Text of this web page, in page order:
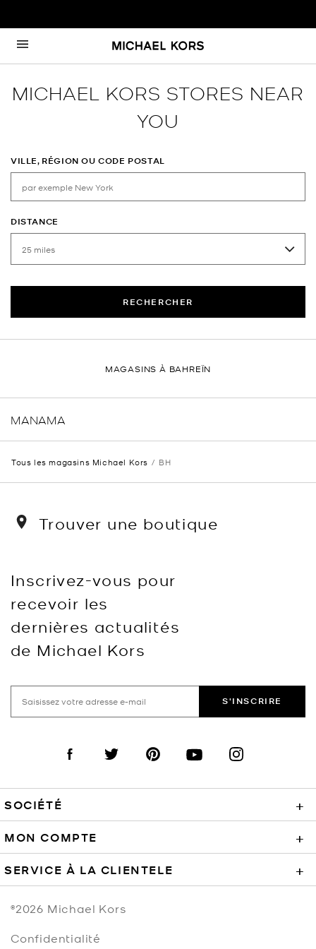
Passer au contenu
Retour à Nav
MICHAEL KORS STORES NEAR
YOU
VILLE, RÉGION OU CODE POSTAL
DISTANCE
RECHERCHER
MAGASINS À BAHREÏN
MANAMA
Tous les magasins Michael Kors BH
Trouver une boutique
Inscrivez-vous pour
recevoir les
dernières actualités
de Michael Kors
S'INSCRIRE
Visit us on Facebook
Visit us on TwitterVisit us on PinterestVisit us on YouTube
Visit us on
SOCIÉTÉ +
MON COMPTE +
SERVICE À LA CLIENTELE +
©2026 Michael Kors
Confidentialité